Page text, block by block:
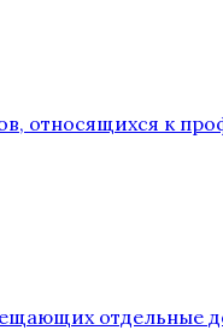
относящихся к
отдельные